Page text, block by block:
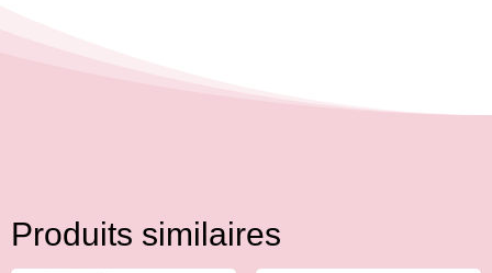
Produits similaires